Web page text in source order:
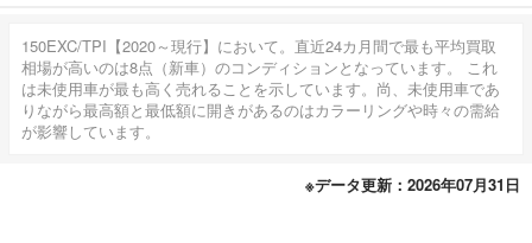
150EXC/TPI【2020～現行】において。直近24カ月間で最も平均買取
相場が高いのは8点（新車）のコンディションとなっています。 これ
は未使用車が最も高く売れることを示しています。尚、未使用車であ
りながら最高額と最低額に開きがあるのはカラーリングや時々の需給
が影響しています。
※データ更新：2026年07月31日